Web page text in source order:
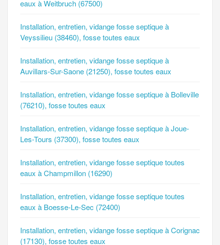
eaux à Weitbruch (67500)
Installation, entretien, vidange fosse septique à
Veyssilieu (38460), fosse toutes eaux
Installation, entretien, vidange fosse septique à
Auvillars-Sur-Saone (21250), fosse toutes eaux
Installation, entretien, vidange fosse septique à Bolleville
(76210), fosse toutes eaux
Installation, entretien, vidange fosse septique à Joue-
Les-Tours (37300), fosse toutes eaux
Installation, entretien, vidange fosse septique toutes
eaux à Champmillon (16290)
Installation, entretien, vidange fosse septique toutes
eaux à Boesse-Le-Sec (72400)
Installation, entretien, vidange fosse septique à Corignac
(17130), fosse toutes eaux